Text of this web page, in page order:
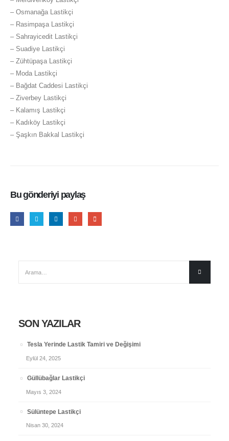
– Osmanağa Lastikçi
– Rasimpaşa Lastikçi
– Sahrayicedit Lastikçi
– Suadiye Lastikçi
– Zühtüpaşa Lastikçi
– Moda Lastikçi
– Bağdat Caddesi Lastikçi
– Ziverbey Lastikçi
– Kalamış Lastikçi
– Kadıköy Lastikçi
– Şaşkın Bakkal Lastikçi
Bu gönderiyi paylaş
SON YAZILAR
Tesla Yerinde Lastik Tamiri ve Değişimi
Eylül 24, 2025
Güllübağlar Lastikçi
Mayıs 3, 2024
Sülüntepe Lastikçi
Nisan 30, 2024